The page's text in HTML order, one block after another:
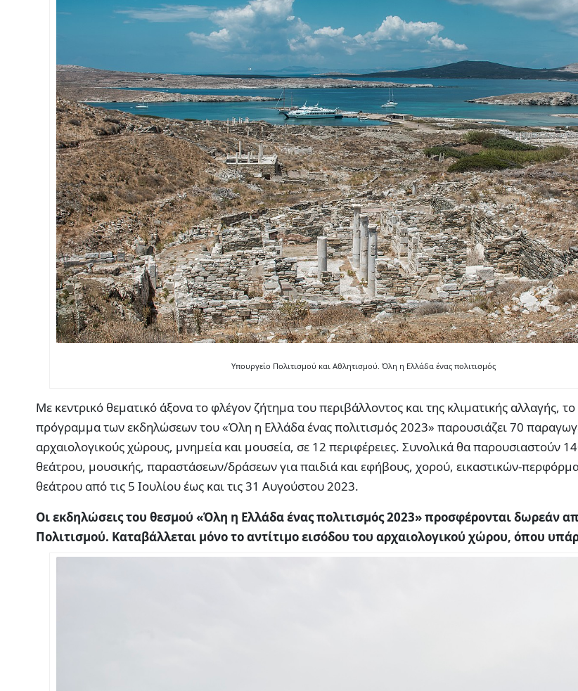
Υπουργείο Πολιτισμού και Αθλητισμού. Όλη η Ελλάδα ένας πολιτισμός
Με κεντρικό θεματικό άξονα το φλέγον ζήτημα του περιβάλλοντος και της κλιματικής αλλαγής,
πρόγραμμα των εκδηλώσεων του «Όλη η Ελλάδα ένας πολιτισμός 2023» παρουσιάζει 70
αρχαιολογικούς χώρους, μνημεία και μουσεία, σε 12 περιφέρειες. Συνολικά θα παρουσιαστούν
θεάτρου, μουσικής, παραστάσεων/δράσεων για παιδιά και εφήβους, χορού, εικαστικών-
θεάτρου από τις 5 Ιουλίου έως και τις 31 Αυγούστου 2023.
Οι εκδηλώσεις του θεσμού «Όλη η Ελλάδα ένας πολιτισμός 2023» προσφέρονται δωρεάν
Πολιτισμού. Καταβάλλεται μόνο το αντίτιμο εισόδου του αρχαιολογικού χώρου, όπου